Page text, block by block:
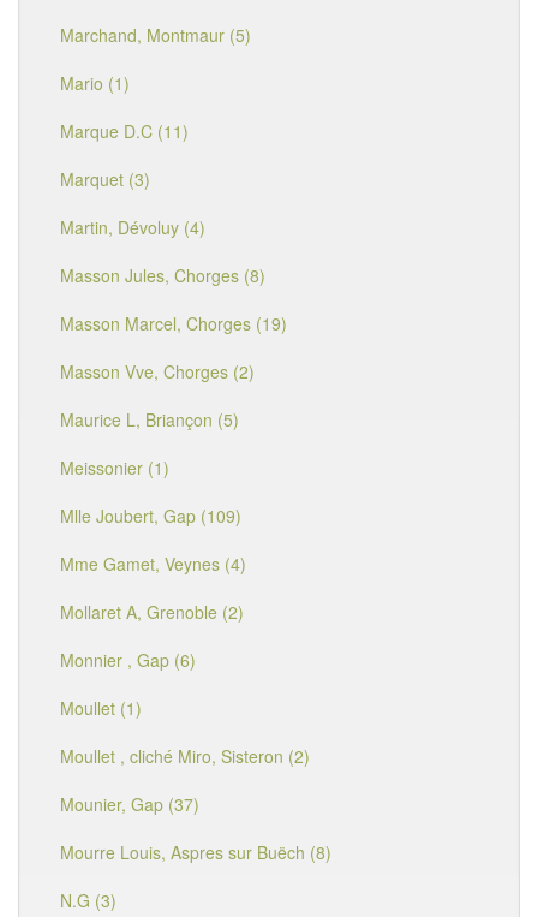
Marchand, Montmaur (5)
Mario (1)
Marque D.C (11)
Marquet (3)
Martin, Dévoluy (4)
Masson Jules, Chorges (8)
Masson Marcel, Chorges (19)
Masson Vve, Chorges (2)
Maurice L, Briançon (5)
Meissonier (1)
Mlle Joubert, Gap (109)
Mme Gamet, Veynes (4)
Mollaret A, Grenoble (2)
Monnier , Gap (6)
Moullet (1)
Moullet , cliché Miro, Sisteron (2)
Mounier, Gap (37)
Mourre Louis, Aspres sur Buëch (8)
N.G (3)